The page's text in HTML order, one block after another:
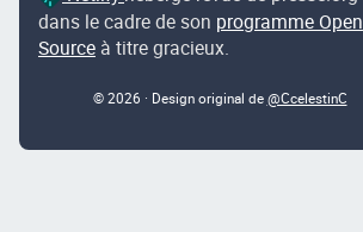
dans le cadre de son programme Open
Source à titre gracieux.
© 2026 · Design original de @CcelestinC